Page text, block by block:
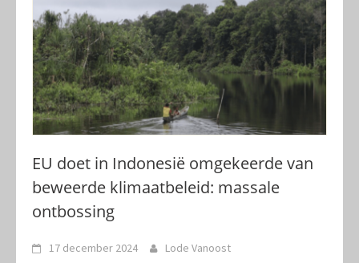
EU doet in Indonesië omgekeerde van
beweerde klimaatbeleid: massale
ontbossing
17 december 2024 Lode Vanoost